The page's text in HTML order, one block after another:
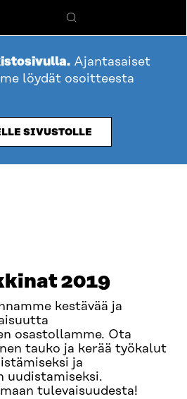
Hae
Ajantasaiset
löydät osoitteesta
SIVUSTOLLE
2019
kestävää ja
osastollamme. Ota
tauko ja kerää työkalut
ja
uudistamiseksi.
tulevaisuudesta!